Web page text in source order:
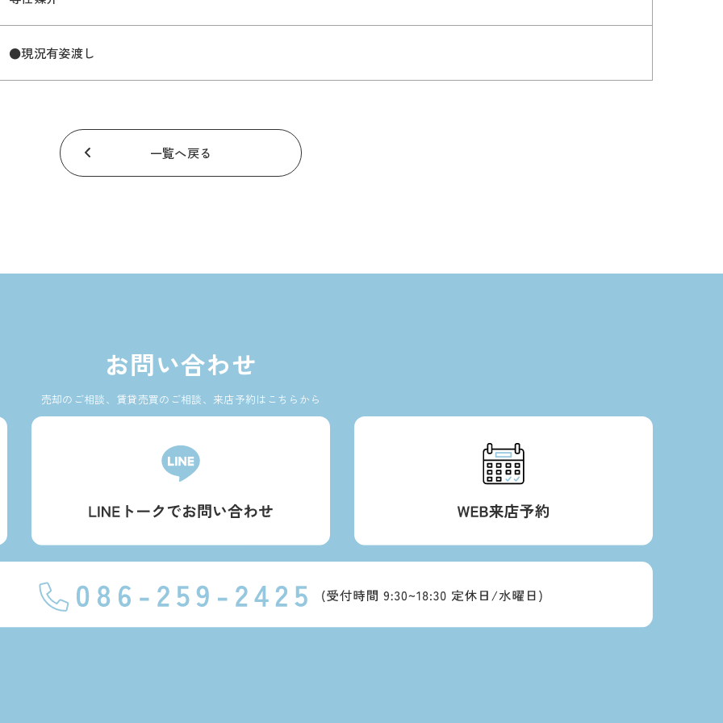
●現況有姿渡し
一覧へ戻る
お問い合わせ
売却のご相談、賃貸売買のご相談、来店予約はこちらから